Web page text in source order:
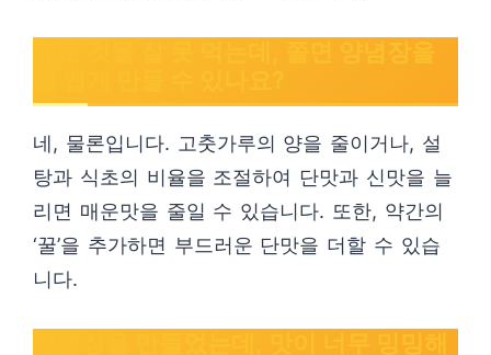
네, 물론입니다. 고춧가루의 양을 줄이거나, 설
탕과 식초의 비율을 조절하여 단맛과 신맛을 늘
리면 매운맛을 줄일 수 있습니다. 또한, 약간의
‘꿀’을 추가하면 부드러운 단맛을 더할 수 있습
니다.